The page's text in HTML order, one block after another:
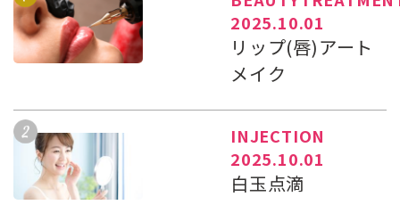
2025.10.01
リップ(唇)アート
メイク
INJECTION
2025.10.01
白玉点滴